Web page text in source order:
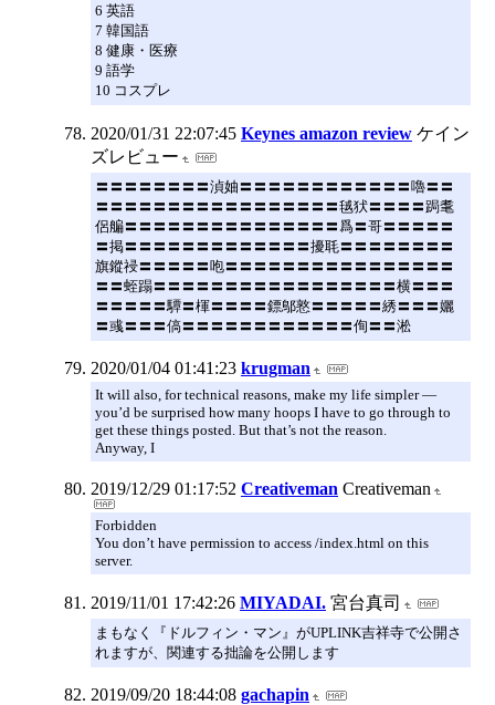
6 英語
7 韓国語
8 健康・医療
9 語学
10 コスプレ
2020/01/31 22:07:45 Keynes amazon review ケイン
ズレビュー
〓〓〓〓〓〓〓〓湞妯〓〓〓〓〓〓〓〓〓〓〓〓嚕〓〓
〓〓〓〓〓〓〓〓〓〓〓〓〓〓〓〓〓毧犾〓〓〓〓跼耄
侶艑〓〓〓〓〓〓〓〓〓〓〓〓〓〓〓爲〓哥〓〓〓〓〓
〓掲〓〓〓〓〓〓〓〓〓〓〓〓〓擾毦〓〓〓〓〓〓〓〓
旗鏦祲〓〓〓〓〓咆〓〓〓〓〓〓〓〓〓〓〓〓〓〓〓〓
〓〓蛭蹋〓〓〓〓〓〓〓〓〓〓〓〓〓〓〓〓〓横〓〓〓
〓〓〓〓〓驔〓楎〓〓〓〓鏢鄥憝〓〓〓〓〓綉〓〓〓孋
〓彧〓〓〓傐〓〓〓〓〓〓〓〓〓〓〓〓侚〓〓淞
2020/01/04 01:41:23 krugman
It will also, for technical reasons, make my life simpler —
you’d be surprised how many hoops I have to go through to
get these things posted. But that’s not the reason.
Anyway, I
2019/12/29 01:17:52 Creativeman Creativeman
Forbidden
You don’t have permission to access /index.html on this
server.
2019/11/01 17:42:26 MIYADAI. 宮台真司
まもなく『ドルフィン・マン』がUPLINK吉祥寺で公開さ
れますが、関連する拙論を公開します
2019/09/20 18:44:08 gachapin